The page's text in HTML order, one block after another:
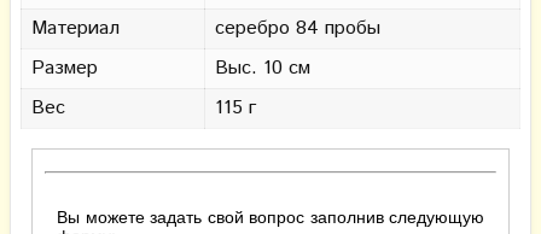
Материал
серебро 84 пробы
Размер
Выс. 10 см
Вес
115 г
Вы можете задать свой вопрос заполнив следующую